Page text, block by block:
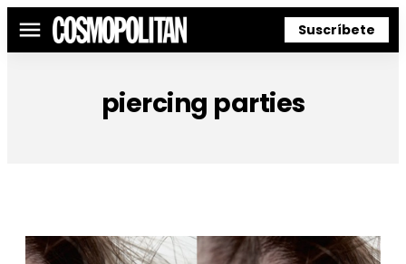
Menú Suscríbete
piercing parties